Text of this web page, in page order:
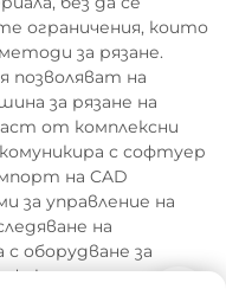
ограничения, които
за рязане.
позволяват на
за рязане на
от комплексни
с софтуер
на CAD
за управление на
на
оборудване за
и